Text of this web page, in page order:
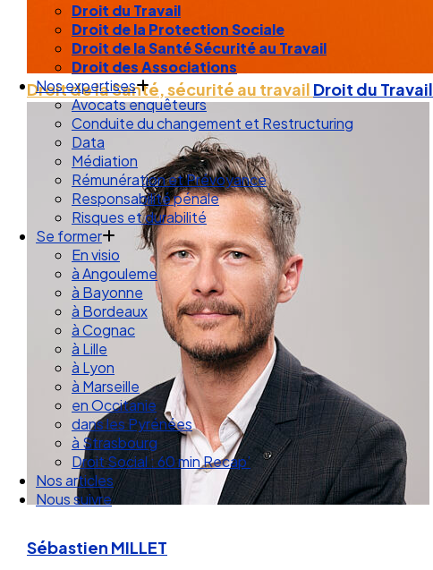
Nos compétences
Droit du Travail
Droit de la Protection Sociale
Droit de la Santé Sécurité au Travail
Droit des Associations
Nos expertises
Avocats enquêteurs
Conduite du changement et Restructuring
Data
Médiation
Rémunération et Prévoyance
Responsabilité pénale
Risques et durabilité
Se former
En visio
à Angouleme
à Bayonne
à Bordeaux
à Cognac
à Lille
à Lyon
à Marseille
en Occitanie
dans les Pyrénées
à Strasbourg
Droit Social : 60 min Recap’
Nos articles
Droit de la Santé, sécurité au travail Droit du Travail
Sébastien MILLET